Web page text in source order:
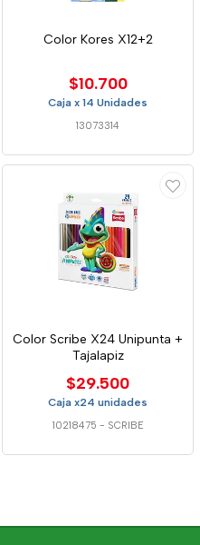
Color Kores X12+2
$10.700
Caja x 14 Unidades
13073314
Color Scribe X24 Unipunta +
Tajalapiz
$29.500
Caja x24 unidades
10218475 - SCRIBE